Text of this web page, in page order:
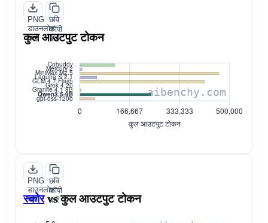
PNG
डाउनलोड
करें
छवि
कॉपी
करें
कुल आउटपुट टोकन
PNG
डाउनलोड
करें
छवि
कॉपी
करें
स्कोर vsकुल आउटपुट टोकन